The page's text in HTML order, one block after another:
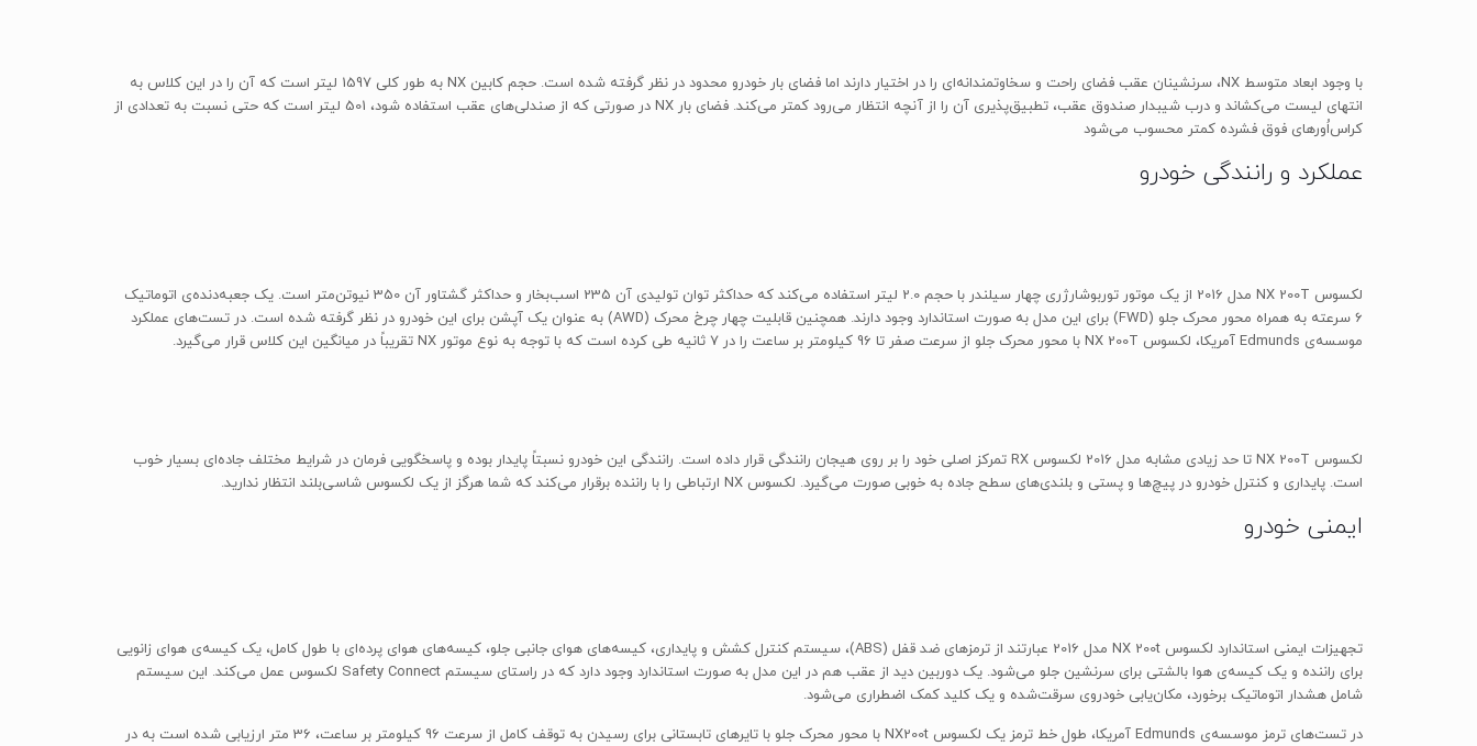
با وجود ابعاد متوسط NX، سرنشینان عقب فضای راحت و سخاوتمندانه‌ای را در اختیار دارند اما فضای بار خودرو محدود در نظر گرفته شده است. حجم کابین NX به طور کلی 1597 لیتر است که آن را در این کلاس به
انتهای لیست می‌کشاند و درب شیبدار صندوق عقب، تطبیق‌پذیری آن را از آنچه انتظار می‌رود کمتر می‌کند. فضای بار NX در صورتی که از صندلی‌های عقب استفاده شود، 501 لیتر است که حتی نسبت به تعدادی از
کراس‌اُورهای فوق فشرده کمتر محسوب می‌شود
عملکرد و رانندگی خودرو
لکسوس NX 200T مدل 2016 از یک موتور توربوشارژری چهار سیلندر با حجم 2.0 لیتر استفاده می‌کند که حداکثر توان تولیدی آن 235 اسب‌بخار و حداکثر گشتاور آن 350 نیوتن‌متر است. یک جعبه‌دنده‌ی اتوماتیک
6 سرعته به همراه محور محرک جلو (FWD) برای این مدل به صورت استاندارد وجود دارند. همچنین قابلیت چهار چرخ محرک (AWD) به عنوان یک آپشن برای این خودرو در نظر گرفته شده است. در تست‌های عملکرد
موسسه‌ی Edmunds آمریکا، لکسوس NX 200T با محور محرک جلو از سرعت صفر تا 96 کیلومتر بر ساعت را در 7 ثانیه طی کرده است که با توجه به نوع موتور NX تقریباً در میانگین این کلاس قرار می‌گیرد.
لکسوس NX 200T تا حد زیادی مشابه مدل 2016 لکسوس RX تمرکز اصلی خود را بر روی هیجان رانندگی قرار داده است. رانندگی این خودرو نسبتاً پایدار بوده و پاسخگویی فرمان در شرایط مختلف جاده‌ای بسیار خوب
است. پایداری و کنترل خودرو در پیچ‌ها و پستی و بلندی‌های سطح جاده به خوبی صورت می‌گیرد. لکسوس NX ارتباطی را با راننده برقرار می‌کند که شما هرگز از یک لکسوس شاسی‌بلند انتظار ندارید.
ایمنی خودرو
تجهیزات ایمنی استاندارد لکسوس NX 200t مدل 2016 عبارتند از ترمزهای ضد قفل (ABS)، سیستم کنترل کشش و پایداری، کیسه‌های هوای جانبی جلو، کیسه‌های هوای پرده‌ای با طول کامل، یک کیسه‌ی هوای زانویی
برای راننده و یک کیسه‌ی هوا بالشتی برای سرنشین جلو می‌شود. یک دوربین دید از عقب هم در این مدل به صورت استاندارد وجود دارد که در راستای سیستم Safety Connect لکسوس عمل می‌کند. این سیستم
شامل هشدار اتوماتیک برخورد، مکان‌یابی خودروی سرقت‌شده و یک کلید کمک اضطراری می‌شود.
در تست‌های ترمز موسسه‌ی Edmunds آمریکا، طول خط ترمز یک لکسوس NX200t با محور محرک جلو با تایرهای تابستانی برای رسیدن به توقف کامل از سرعت 96 کیلومتر بر ساعت، 36 متر ارزیابی شده است به در